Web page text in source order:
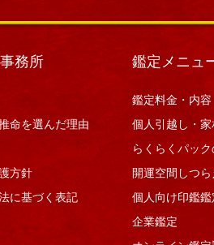
務所
命を選んだ理由
方針
に基づく表記
鑑定メニュ
鑑定料金・内容
個人引越し・家
らくらくパッ
開運空間しつら
個人向け印鑑鑑
企業鑑定